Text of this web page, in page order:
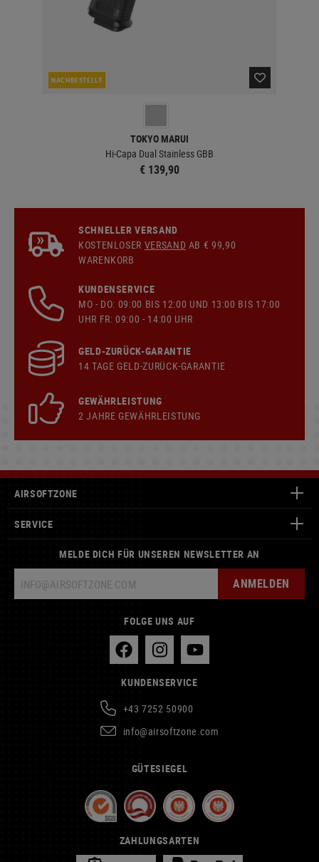
NACHBESTELLT
TOKYO MARUI
Hi-Capa Dual Stainless GBB
€ 139,90
SCHNELLER VERSAND
KOSTENLOSER VERSAND AB € 99,90
WARENKORB
KUNDENSERVICE
MO - DO: 09:00 BIS 12:00 UND 13:00 BIS 17:00
UHR FR: 09:00 - 14:00 UHR
GELD-ZURÜCK-GARANTIE
14 TAGE GELD-ZURÜCK-GARANTIE
GEWÄHRLEISTUNG
2 JAHRE GEWÄHRLEISTUNG
AIRSOFTZONE
SERVICE
MELDE DICH FÜR UNSEREN NEWSLETTER AN
ANMELDEN
FOLGE UNS AUF
KUNDENSERVICE
+43 7252 50900
info@airsoftzone.com
GÜTESIEGEL
ZAHLUNGSARTEN